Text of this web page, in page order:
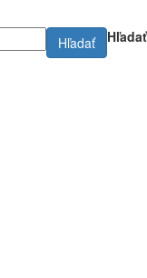
Hľadať
Hľadať